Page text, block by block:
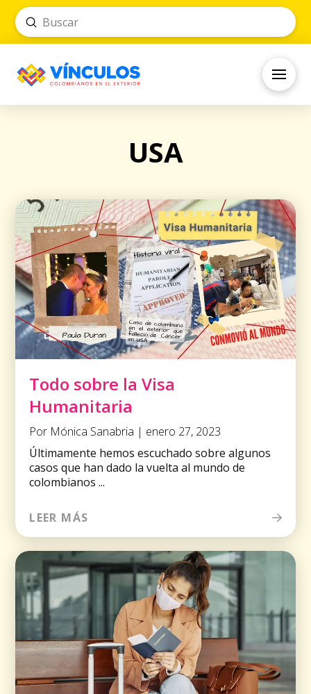
Search
Submit
USA
Todo sobre la Visa
Humanitaria
Por Mónica Sanabria | enero 27, 2023
Últimamente hemos escuchado sobre algunos
casos que han dado la vuelta al mundo de
colombianos ...
LEER MÁS